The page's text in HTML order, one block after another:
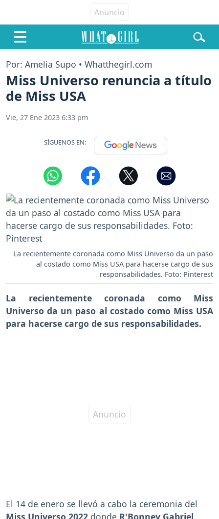
Por: Amelia Supo • Whatthegirl.com
Miss Universo renuncia a título
de Miss USA
Vie, 27 Ene 2023 6:33 pm
SÍGUENOS EN:
La recientemente coronada como Miss Universo da un paso
al costado como Miss USA para hacerse cargo de sus
responsabilidades. Foto: Pinterest
La recientemente coronada como Miss
Universo da un paso al costado como Miss USA
para hacerse cargo de sus responsabilidades.
El 14 de enero se llevó a cabo la ceremonia del
Miss Universo 2022 donde R'Bonney Gabriel,